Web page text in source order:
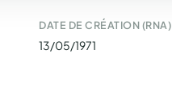
DATE DE CRÉATION (RNA)
13/05/1971